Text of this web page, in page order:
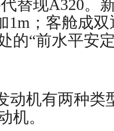
替现A320。
1m；客舱成
的“前水平安
动机有两种类
机。